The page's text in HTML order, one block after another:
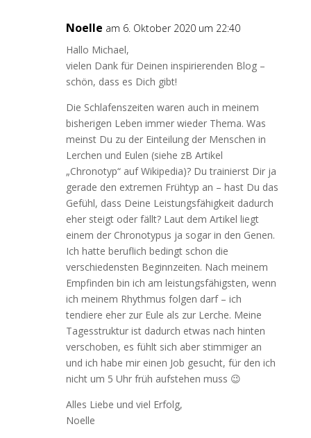
Noelle am 6. Oktober 2020 um 22:40
Hallo Michael,
vielen Dank für Deinen inspirierenden Blog –
schön, dass es Dich gibt!
Die Schlafenszeiten waren auch in meinem
bisherigen Leben immer wieder Thema. Was
meinst Du zu der Einteilung der Menschen in
Lerchen und Eulen (siehe zB Artikel
„Chronotyp“ auf Wikipedia)? Du trainierst Dir ja
gerade den extremen Frühtyp an – hast Du das
Gefühl, dass Deine Leistungsfähigkeit dadurch
eher steigt oder fällt? Laut dem Artikel liegt
einem der Chronotypus ja sogar in den Genen.
Ich hatte beruflich bedingt schon die
verschiedensten Beginnzeiten. Nach meinem
Empfinden bin ich am leistungsfähigsten, wenn
ich meinem Rhythmus folgen darf – ich
tendiere eher zur Eule als zur Lerche. Meine
Tagesstruktur ist dadurch etwas nach hinten
verschoben, es fühlt sich aber stimmiger an
und ich habe mir einen Job gesucht, für den ich
nicht um 5 Uhr früh aufstehen muss 😉
Alles Liebe und viel Erfolg,
Noelle